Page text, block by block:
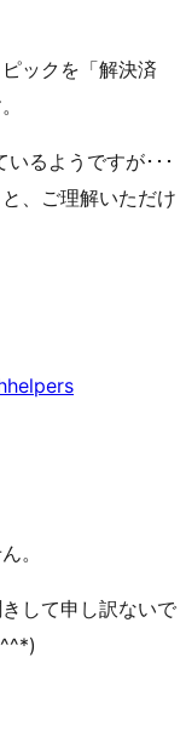
ックを「解決済
るようですが･･･
、ご理解いただけ
。
して申し訳ないで